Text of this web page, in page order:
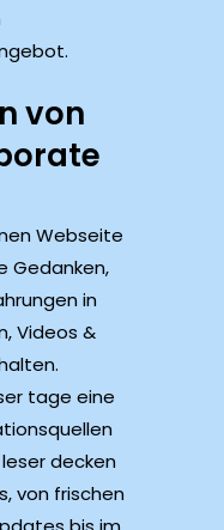
von
Webseite
Gedanken,
in
Videos &
tage eine
decken
von frischen